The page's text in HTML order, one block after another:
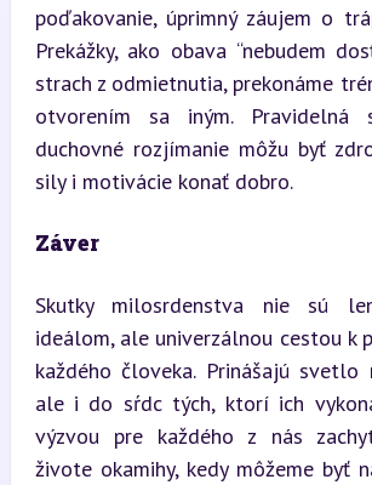
poďakovanie, úprimný záujem o
Prekážky, ako obava “nebudem
strach z odmietnutia, prekonáme
otvorením sa iným. Pravidelná
duchovné rozjímanie môžu byť
sily i motivácie konať dobro.
Záver
Skutky milosrdenstva nie sú
ideálom, ale univerzálnou cestou k
každého človeka. Prinášajú svetlo
ale i do sŕdc tých, ktorí ich
výzvou pre každého z nás
živote okamihy, kedy môžeme byť